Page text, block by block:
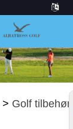
> Golf tilbehør